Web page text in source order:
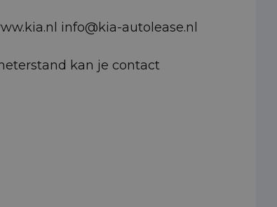
info@kia-autolease.nl
kan je contact